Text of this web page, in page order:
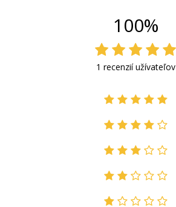
100%
1 recenzií užívateľov